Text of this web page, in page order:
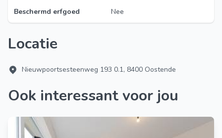
Beschermd erfgoed
Nee
Locatie
Nieuwpoortsesteenweg 193 0.1, 8400 Oostende
Ook interessant voor jou